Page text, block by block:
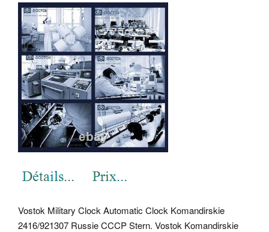
Vostok Military Clock Automatic Clock Komandirskie
2416/921307 Russie CCCP Stern. Vostok Komandirskie